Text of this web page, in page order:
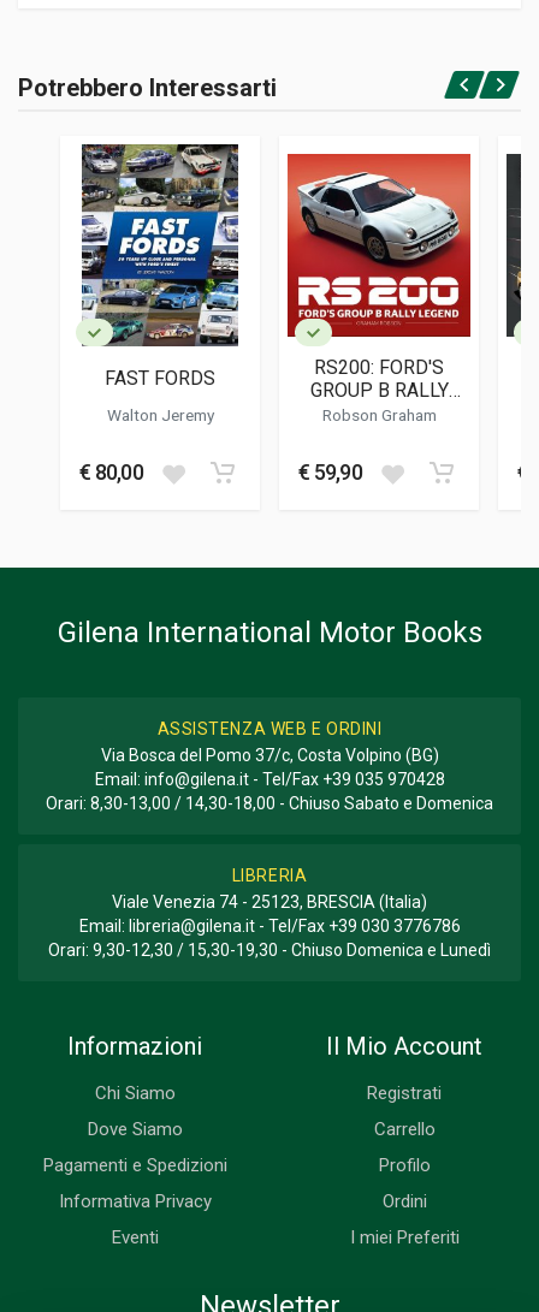
Rilegato
ISBN / EAN
9781906133290
Herridge & Sons
LINGUA DEL TESTO
DATA DI STAMPA
GENERE O COLLANA
Accedi o registrati
Potrebbero Interessarti
FAST FORDS
Walton Jeremy
€ 80,00
RS200: FORD'S
GROUP B RALLY
LEGEND
Robson Graham
€ 59,90 €
Gilena International Motor Books
ASSISTENZA WEB E ORDINI
Via Bosca del Pomo 37/c, Costa Volpino (BG)
Email: info@gilena.it- Tel/Fax +39 035 970428
Orari: 8,30-13,00 / 14,30-18,00 - Chiuso Sabato e Domenica
LIBRERIA
Viale Venezia 74 - 25123, BRESCIA (Italia)
Email: libreria@gilena.it- Tel/Fax +39 030 3776786
Orari: 9,30-12,30 / 15,30-19,30 - Chiuso Domenica e Lunedì
Informazioni
Chi Siamo
Dove Siamo
Pagamenti e Spedizioni
Informativa Privacy
Eventi
Il Mio Account
Registrati
Carrello
Profilo
Ordini
I miei Preferiti